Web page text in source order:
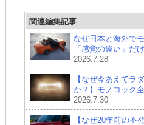
関連編集記事
なぜ日本と海外で
「感覚の違い」だ
2026.7.28
【なぜ今あえてラ
か？】モノコック
2026.7.30
【なぜ20年前の不